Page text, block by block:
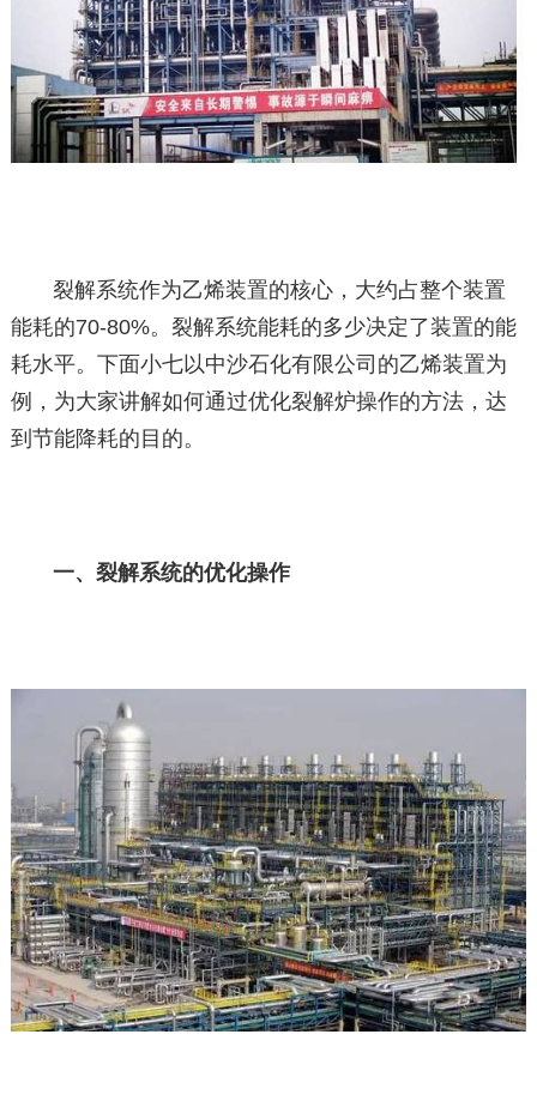
裂解系统作为乙烯装置的核心，大约占整个装置
能耗的70-80%。裂解系统能耗的多少决定了装置的能
耗水平。下面小七以中沙石化有限公司的乙烯装置为
例，为大家讲解如何通过优化裂解炉操作的方法，达
到节能降耗的目的。
一、裂解系统的优化操作